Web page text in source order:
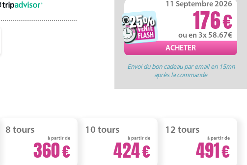
11 Septembre 2026
176
ou en 3x 58.67
-25%
Envoi du bon cadeau par email en 15mn
après la commande
8 tours
à partir de
360
10 tours
à partir de
424
12 tours
à partir de
491